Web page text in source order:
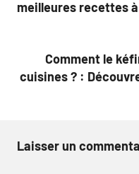
meilleures recettes
Comment le
cuisines ? :
Laisser un